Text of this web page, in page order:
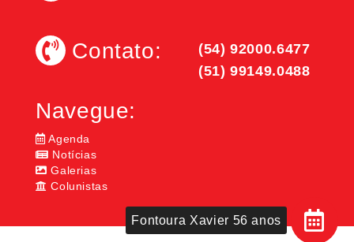
Contato:
(54) 92000.6477
(51) 99149.0488
Navegue:
Agenda
Notícias
Galerias
Colunistas
Fontoura Xavier 56 anos